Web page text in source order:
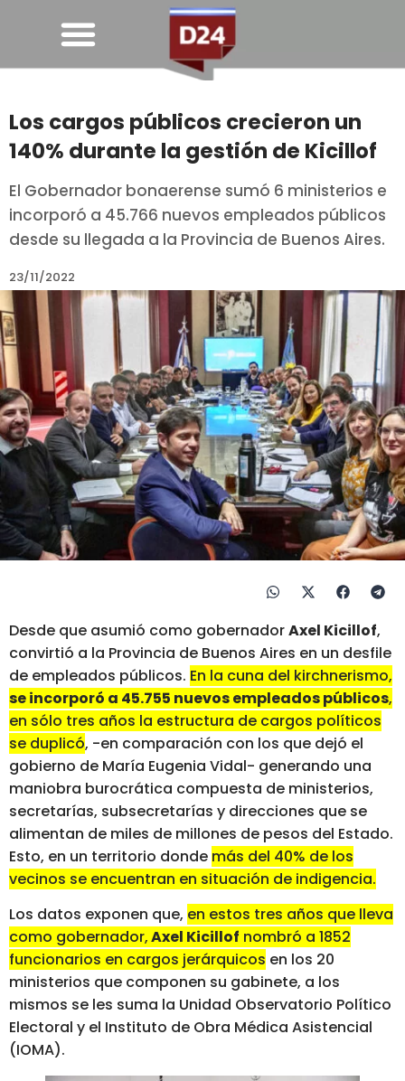
Los cargos públicos crecieron un
140% durante la gestión de Kicillof
El Gobernador bonaerense sumó 6 ministerios e
incorporó a 45.766 nuevos empleados públicos
desde su llegada a la Provincia de Buenos Aires.
23/11/2022
Desde que asumió como gobernadorAxel Kicillof,
convirtió a la Provincia de Buenos Aires en un desfile
de empleados públicos. En la cuna del kirchnerismo,
se incorporó a 45.755 nuevos empleados públicos,
en sólo tres años la estructura de cargos políticos
se duplicó, -en comparación con los que dejó el
gobierno de María Eugenia Vidal- generando una
maniobra burocrática compuesta de ministerios,
secretarías, subsecretarías y direcciones que se
alimentan de miles de millones de pesos del Estado.
Esto, en un territorio donde más del 40% de los
vecinos se encuentran en situación de indigencia.
Los datos exponen que, en estos tres años que lleva
como gobernador,Axel Kicillof nombró a 1852
funcionarios en cargos jerárquicos en los 20
ministerios que componen su gabinete, a los
mismos se les suma la Unidad Observatorio Político
Electoral y el Instituto de Obra Médica Asistencial
(IOMA).